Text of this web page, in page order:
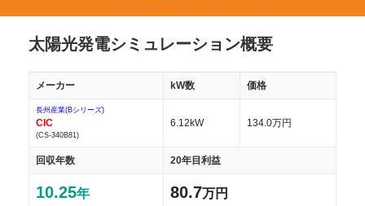
太陽光発電シミュレーション概要
メーカー kW数 価格
長州産業(Bシリーズ)
CIC
(CS-340B81)
6.12kW 134.0万円
回収年数 20年目利益
10.25年 80.7万円